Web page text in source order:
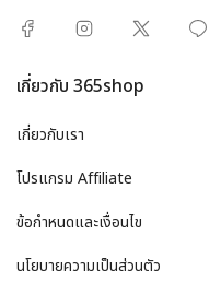
เกี่ยวกับ 365shop
เกี่ยวกับเรา
โปรแกรม Affiliate
ข้อกำหนดและเงื่อนไข
นโยบายความเป็นส่วนตัว